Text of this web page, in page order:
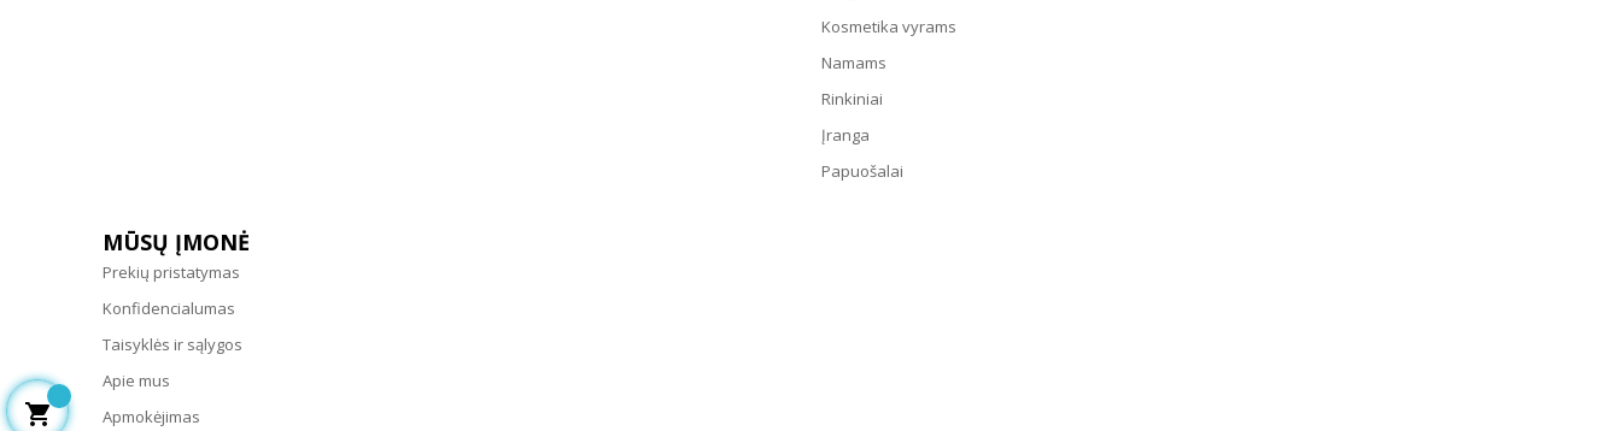
Kosmetika vyrams
Namams
Rinkiniai
Įranga
Papuošalai
MŪSŲ ĮMONĖ
Prekių pristatymas
Konfidencialumas
Taisyklės ir sąlygos
Apie mus
Apmokėjimas
